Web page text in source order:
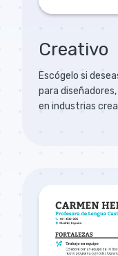
Creativo
Escógelo si
para
en industrias